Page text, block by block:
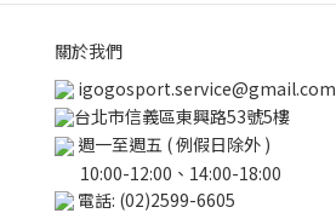
關於我們
igogosport.service@gmail.com
台北市信義區東興路53號5樓
週一至週五 ( 例假日除外 )
10:00-12:00、14:00-18:00
電話: (02)2599-6605